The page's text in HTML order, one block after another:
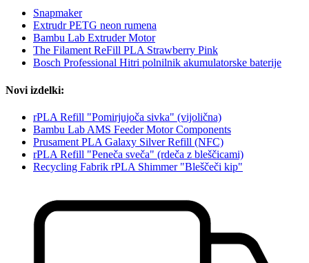
Snapmaker
Extrudr PETG neon rumena
Bambu Lab Extruder Motor
The Filament ReFill PLA Strawberry Pink
Bosch Professional Hitri polnilnik akumulatorske baterije
Novi izdelki:
rPLA Refill "Pomirjujoča sivka" (vijolična)
Bambu Lab AMS Feeder Motor Components
Prusament PLA Galaxy Silver Refill (NFC)
rPLA Refill "Peneča sveča" (rdeča z bleščicami)
Recycling Fabrik rPLA Shimmer "Bleščeči kip"